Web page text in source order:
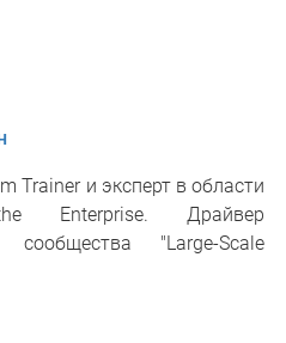
Trainer и эксперт в области
Enterprise. Драйвер
сообщества "Large-Scale